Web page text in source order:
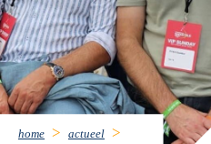
home
actueel